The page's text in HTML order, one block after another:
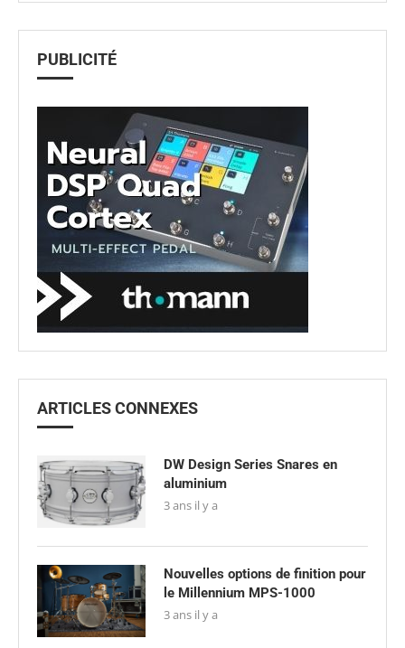
PUBLICITÉ
ARTICLES CONNEXES
DW Design Series Snares en
aluminium
3 ans il y a
Nouvelles options de finition pour
le Millennium MPS-1000
3 ans il y a